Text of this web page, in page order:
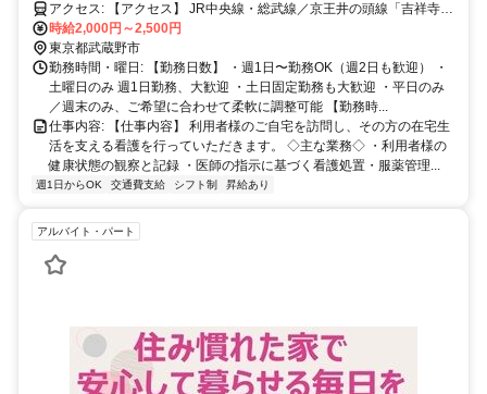
あなたのリズムで。吉祥寺で"じっくり向き合う看護"を、私たちと一緒
に。土曜だけ・土日だけの勤務も大歓迎です。
アクセス: 【アクセス】 JR中央線・総武線／京王井の頭線「吉祥寺
駅」東口より徒歩8分 ・新宿駅から中央線快速で約15分 ・渋谷駅か
ら井の頭線で約17分 【道順】 吉祥寺駅東口を出て南方向へ。井の頭
公園方向へ進み、閑静な住宅街の中にある「ピネスプラザ3」103号
室が事業所です。 【通勤について】 ・自転車通勤OK（駐輪スペース
あり） ・バス停「吉祥寺駅南口」より徒歩5分 ・近隣にコインパーキ
ング多数あり 初めての方には、駅から事業所までの道順を丁寧にご
案内します。
時給2,000円～2,500円
東京都武蔵野市
勤務時間・曜日: 【勤務日数】 ・週1日〜勤務OK（週2日も歓迎） ・
土曜日のみ 週1日勤務、大歓迎 ・土日固定勤務も大歓迎 ・平日のみ
／週末のみ、ご希望に合わせて柔軟に調整可能 【勤務時...
仕事内容: 【仕事内容】 利用者様のご自宅を訪問し、その方の在宅生
活を支える看護を行っていただきます。 ◇主な業務◇ ・利用者様の
健康状態の観察と記録 ・医師の指示に基づく看護処置・服薬管理...
週1日からOK 交通費支給 シフト制 昇給あり
アルバイト・パート